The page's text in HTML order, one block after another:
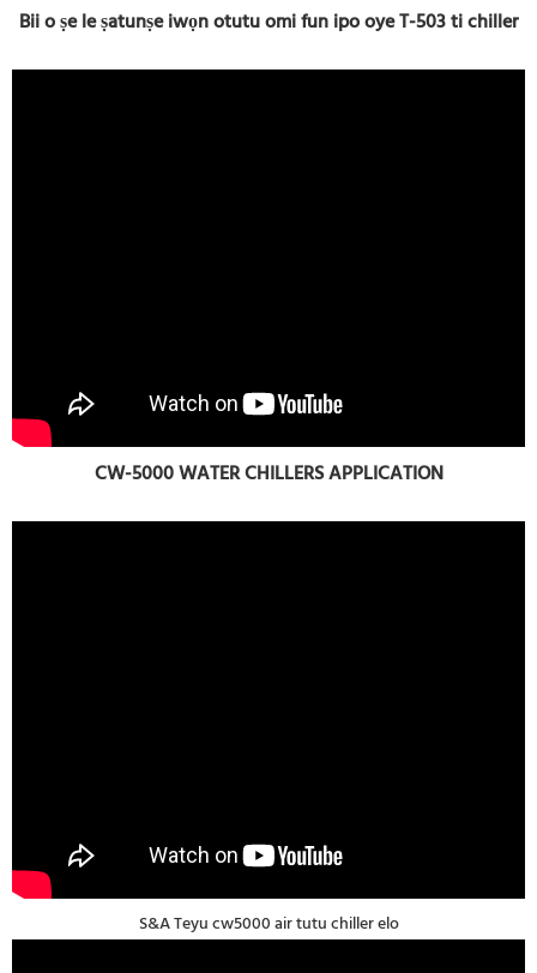
Bii o ṣe le ṣatunṣe iwọn otutu omi fun ipo oye T-503 ti chiller
CW-5000 WATER CHILLERS APPLICATION
S&A Teyu cw5000 air tutu chiller elo